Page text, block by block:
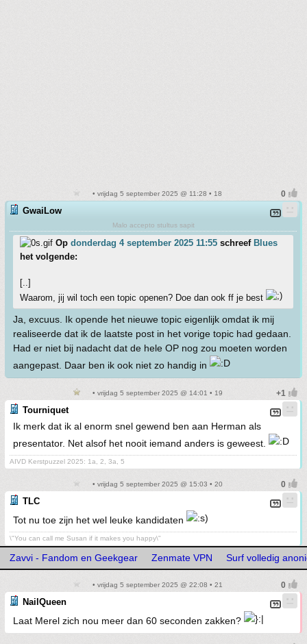
• vrijdag 5 september 2025 @ 11:28 • 18
GwaiLow
Malo accepto stultus sapit
Op donderdag 4 september 2025 11:55 schreef Blues
het volgende:
[..]
Waarom, jij wil toch een topic openen? Doe dan ook ff je best
Ja, excuus. Ik opende het nieuwe topic eigenlijk omdat ik mij
realiseerde dat ik de laatste post in het vorige topic had gedaan.
Had er niet bij nadacht dat de hele OP nog zou moeten worden
aangepast. Daar ben ik ook niet zo handig in
• vrijdag 5 september 2025 @ 14:01 • 19
Tourniquet
Ik merk dat ik al enorm snel gewend ben aan Herman als
presentator. Net alsof het nooit iemand anders is geweest.
AIVD Kerstpuzzel 2025: 1a, 2, 3a, 5
• vrijdag 5 september 2025 @ 15:03 • 20
TLC
Tot nu toe zijn het wel leuke kandidaten
\"You can call me Susan if it makes you happy\"
Zavvi - Fandom en Geekgear Zenmate VPN Surf volledig
• vrijdag 5 september 2025 @ 22:08 • 21
NailQueen
Laat Merel zich nou meer dan 60 seconden zakken?